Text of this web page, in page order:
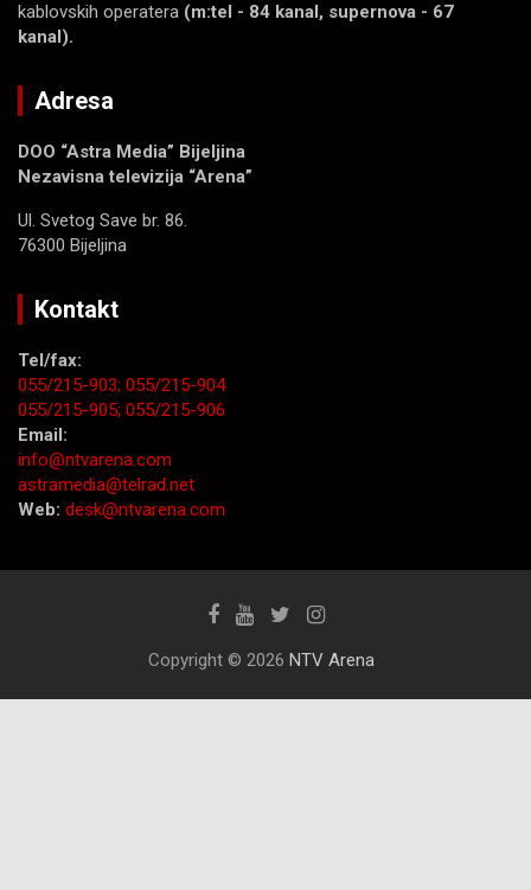
kablovskih operatera (m:tel - 84 kanal, supernova - 67
kanal).
Adresa
DOO “Astra Media” Bijeljina
Nezavisna televizija “Arena”
Ul. Svetog Save br. 86.
76300 Bijeljina
Kontakt
Tel/fax:
055/215-903; 055/215-904
055/215-905; 055/215-906
Email:
info@ntvarena.com
astramedia@telrad.net
Web: desk@ntvarena.com
Copyright © 2026 NTV Arena